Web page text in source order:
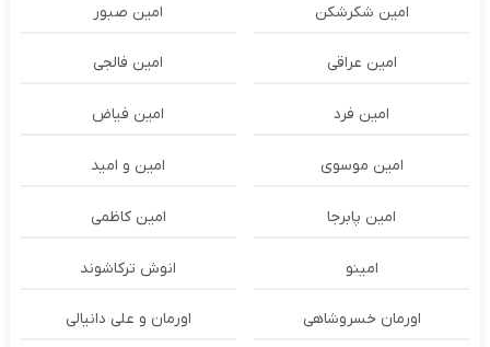
امین شکرشکن امین صبور
امین عراقی امین فالجی
امین فرد امین فیاض
امین موسوی امین و امید
امین پابرجا امین کاظمی
امینو انوش ترکاشوند
اورمان خسروشاهی اورمان و علی دانیالی